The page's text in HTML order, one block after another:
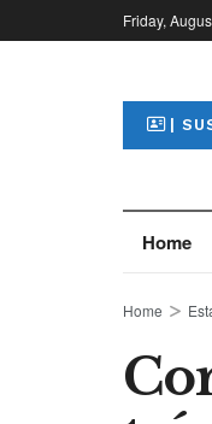
Friday,
|
Home
Home